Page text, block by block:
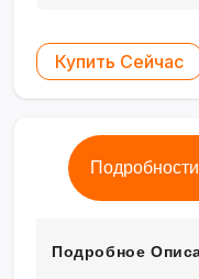
Купить Сейчас
Подробное